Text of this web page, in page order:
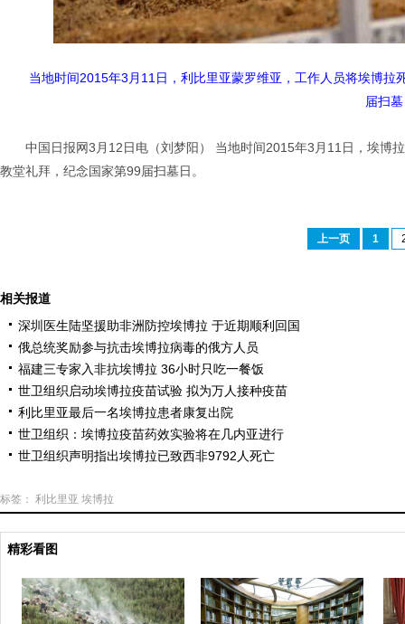
当地时间2015年3月11日，利比里亚蒙罗维亚，工作人员将埃博
届扫
中国日报网3月12日电（刘梦阳） 当地时间2015年3月11日，埃博
教堂礼拜，纪念国家第99届扫墓日。
上一页 1
相关报道
深圳医生陆坚援助非洲防控埃博拉 于近期顺利回国
俄总统奖励参与抗击埃博拉病毒的俄方人员
福建三专家入非抗埃博拉 36小时只吃一餐饭
世卫组织启动埃博拉疫苗试验 拟为万人接种疫苗
利比里亚最后一名埃博拉患者康复出院
世卫组织：埃博拉疫苗药效实验将在几内亚进行
世卫组织声明指出埃博拉已致西非9792人死亡
标签： 利比里亚 埃博拉
精彩看图